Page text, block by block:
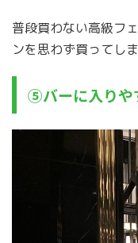
普段買わない高級フ
ンを思わず買ってし
⑤バーに入りや